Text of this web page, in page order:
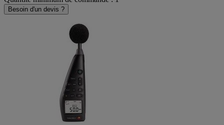
Besoin d'un devis ?